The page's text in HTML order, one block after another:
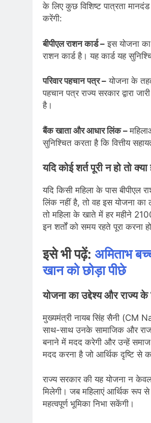
के लिए कुछ विशिष्ट पात्रता
करेंगी:
बीपीएल राशन कार्ड – इस योजना
राशन कार्ड है। यह कार्ड यह
परिवार पहचान पत्र – योजना के
पहचान पत्र राज्य सरकार द्वारा
है।
बैंक खाता और आधार लिंक –
सुनिश्चित करता है कि वित्तीय
यदि कोई शर्त पूरी न हो तो क्या
यदि किसी महिला के पास बीपीएल
लिंक नहीं है, तो वह इस योजना का
तो महिला के खाते में हर महीने
इन शर्तों को समय रहते पूरा करना
इसे भी पढ़ें: अमिताभ
खान को छोड़ा पीछे
योजना का उद्देश्य और राज्य के
मुख्यमंत्री नायब सिंह सैनी (CM
साथ-साथ उनके सामाजिक और
बनाने में मदद करेगी और उन्हें
मदद करना है जो आर्थिक दृष्टि से
राज्य सरकार की यह योजना न
मिलेगी। जब महिलाएं आर्थिक रूप
महत्वपूर्ण भूमिका निभा सकेंगी।